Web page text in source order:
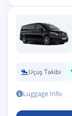
Uçuş Takibi
Luggage Info